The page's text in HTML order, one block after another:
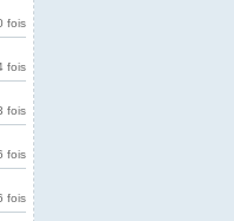
fois
fois
fois
fois
fois